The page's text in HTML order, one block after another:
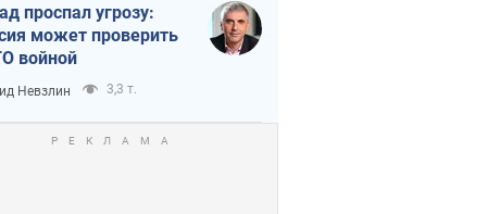
проспал угрозу:
может проверить
войной
Невзлин 3,3 т.